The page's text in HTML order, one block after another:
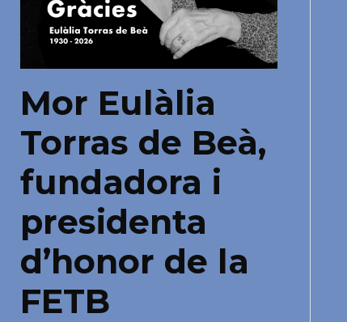
Mor Eulàlia
Torras de Beà,
fundadora i
presidenta
d’honor de la
FETB